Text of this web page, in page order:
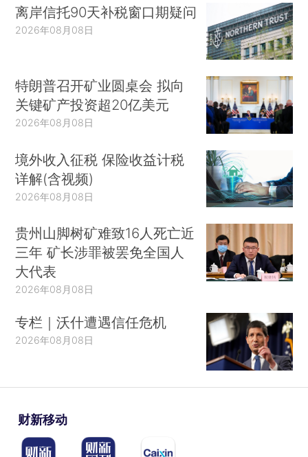
离岸信托90天补税窗口期疑问
2026年08月08日
特朗普召开矿业圆桌会 拟向
关键矿产投资超20亿美元
2026年08月08日
境外收入征税 保险收益计税
详解(含视频)
2026年08月08日
贵州山脚树矿难致16人死亡近
三年 矿长涉罪被罢免全国人
大代表
2026年08月08日
专栏｜沃什遭遇信任危机
2026年08月08日
财新移动